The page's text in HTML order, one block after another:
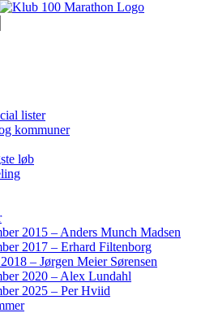
lister
kommuner
løb
2015 – Anders Munch Madsen
2017 – Erhard Filtenborg
– Jørgen Meier Sørensen
2020 – Alex Lundahl
2025 – Per Hviid